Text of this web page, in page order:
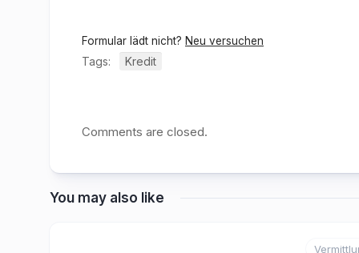
Formular lädt nicht? Neu versuchen
Tags: Kredit
Comments are closed.
You may also like